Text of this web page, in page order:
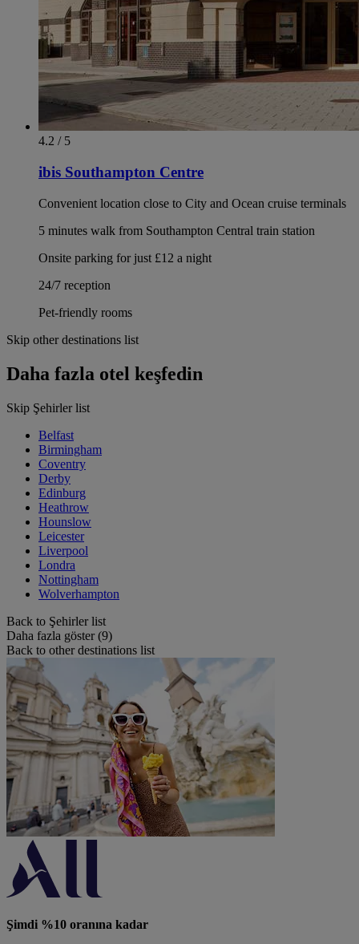
4.2 / 5
ibis Southampton Centre
Convenient location close to City and Ocean cruise terminals
5 minutes walk from Southampton Central train station
Onsite parking for just £12 a night
24/7 reception
Pet-friendly rooms
Skip other destinations list
Daha fazla otel keşfedin
Skip Şehirler list
Belfast
Birmingham
Coventry
Derby
Edinburg
Heathrow
Hounslow
Leicester
Liverpool
Londra
Nottingham
Wolverhampton
Back to Şehirler list
Daha fazla göster (9)
Back to other destinations list
Şimdi %10 oranına kadar